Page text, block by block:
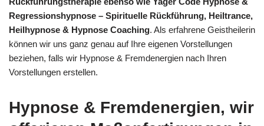
Regressionshypnose – Spirituelle Rückführung, Heiltrance,
Heilhypnose & Hypnose Coaching. Als erfahrene Geistheilerin
können wir uns ganz genau auf Ihre eigenen Vorstellungen
beziehen, falls wir Hypnose & Fremdenergien nach Ihren
Vorstellungen erstellen.
Hypnose & Fremdenergien, wir